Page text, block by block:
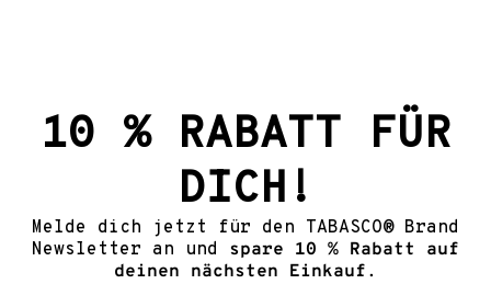
10 % RABATT FÜR
DICH!
Melde dich jetzt für den TABASCO® Brand
Newsletter an und spare 10 % Rabatt auf
deinen nächsten Einkauf.